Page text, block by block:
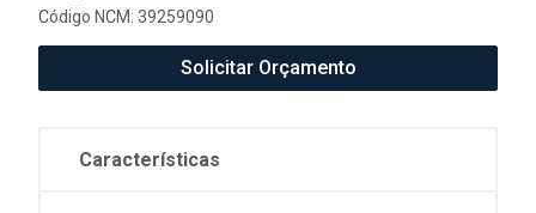
Código NCM: 39259090
Solicitar Orçamento
Características